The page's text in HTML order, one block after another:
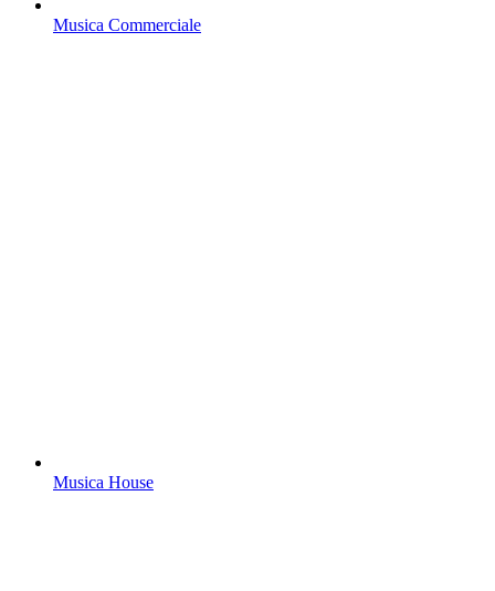
Musica Commerciale
Musica House